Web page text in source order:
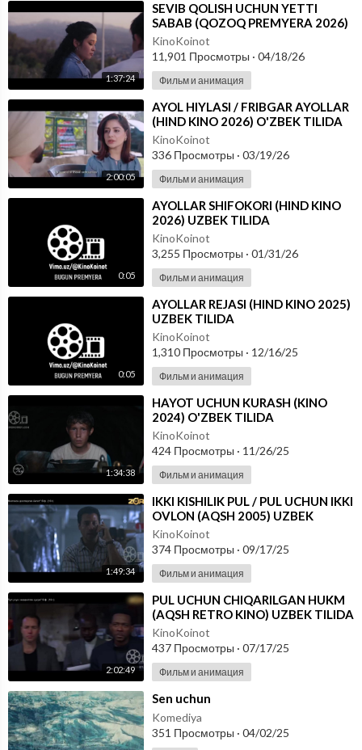
1:37:24
⁣SEVIB QOLISH UCHUN YETTI
SABAB (QOZOQ PREMYERA 2026)
O'ZBEK TILIDA
KinoKoinot
11,901 Просмотры · 04/18/26
Фильм и анимация
2:00:05
⁣AYOL HIYLASI / FRIBGAR AYOLLAR
(HIND KINO 2026) O'ZBEK TILIDA
KinoKoinot
336 Просмотры · 03/19/26
Фильм и анимация
0:05
⁣AYOLLAR SHIFOKORI (HIND KINO
2026) UZBEK TILIDA
KinoKoinot
3,255 Просмотры · 01/31/26
Фильм и анимация
0:05
⁣AYOLLAR REJASI (HIND KINO 2025)
UZBEK TILIDA
KinoKoinot
1,310 Просмотры · 12/16/25
Фильм и анимация
1:34:38
⁣HAYOT UCHUN KURASH (KINO
2024) O'ZBEK TILIDA
KinoKoinot
424 Просмотры · 11/26/25
Фильм и анимация
1:49:34
⁣IKKI KISHILIK PUL / PUL UCHUN IKKI
OVLON (AQSH 2005) UZBEK
TILIDA
KinoKoinot
374 Просмотры · 09/17/25
Фильм и анимация
2:02:49
⁣PUL UCHUN CHIQARILGAN HUKM
(AQSH RETRO KINO) UZBEK TILIDA
KinoKoinot
437 Просмотры · 07/17/25
Фильм и анимация
⁣Sen uchun
Komediya
351 Просмотры · 04/02/25